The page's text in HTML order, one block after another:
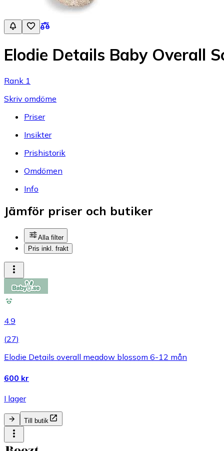
Elodie Details Baby Overall
Rank 1
Skriv omdöme
Priser
Insikter
Prishistorik
Omdömen
Info
Jämför priser och butiker
Alla filter
Pris inkl. frakt
4.9
(27)
Elodie Details overall meadow blossom 6-12 mån
600 kr
I lager
Till butik